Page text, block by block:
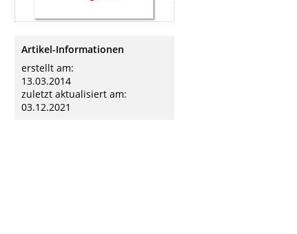
Artikel-Informationen
erstellt am:
13.03.2014
zuletzt aktualisiert am:
03.12.2021